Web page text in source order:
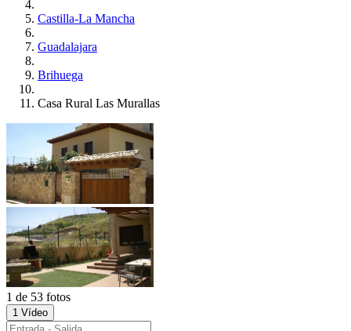
Castilla-La Mancha
Guadalajara
Brihuega
Casa Rural Las Murallas
1 de 53 fotos
1 Vídeo